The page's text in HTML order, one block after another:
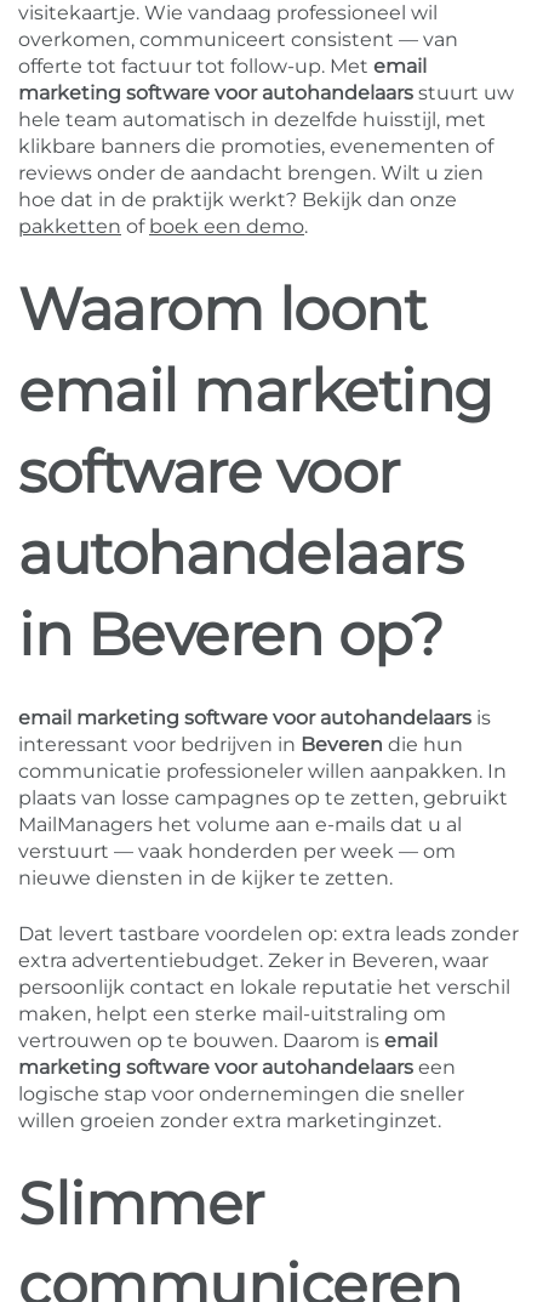
visitekaartje. Wie vandaag professioneel wil
overkomen, communiceert consistent — van
offerte tot factuur tot follow-up. Met email
marketing software voor autohandelaars stuurt uw
hele team automatisch in dezelfde huisstijl, met
klikbare banners die promoties, evenementen of
reviews onder de aandacht brengen. Wilt u zien
hoe dat in de praktijk werkt? Bekijk dan onze
pakketten of boek een demo.
Waarom loont
email marketing
software voor
autohandelaars
in Beveren op?
email marketing software voor autohandelaars is
interessant voor bedrijven in Beveren die hun
communicatie professioneler willen aanpakken. In
plaats van losse campagnes op te zetten, gebruikt
MailManagers het volume aan e-mails dat u al
verstuurt — vaak honderden per week — om
nieuwe diensten in de kijker te zetten.
Dat levert tastbare voordelen op: extra leads zonder
extra advertentiebudget. Zeker in Beveren, waar
persoonlijk contact en lokale reputatie het verschil
maken, helpt een sterke mail-uitstraling om
vertrouwen op te bouwen. Daarom is email
marketing software voor autohandelaars een
logische stap voor ondernemingen die sneller
willen groeien zonder extra marketinginzet.
Slimmer
communiceren